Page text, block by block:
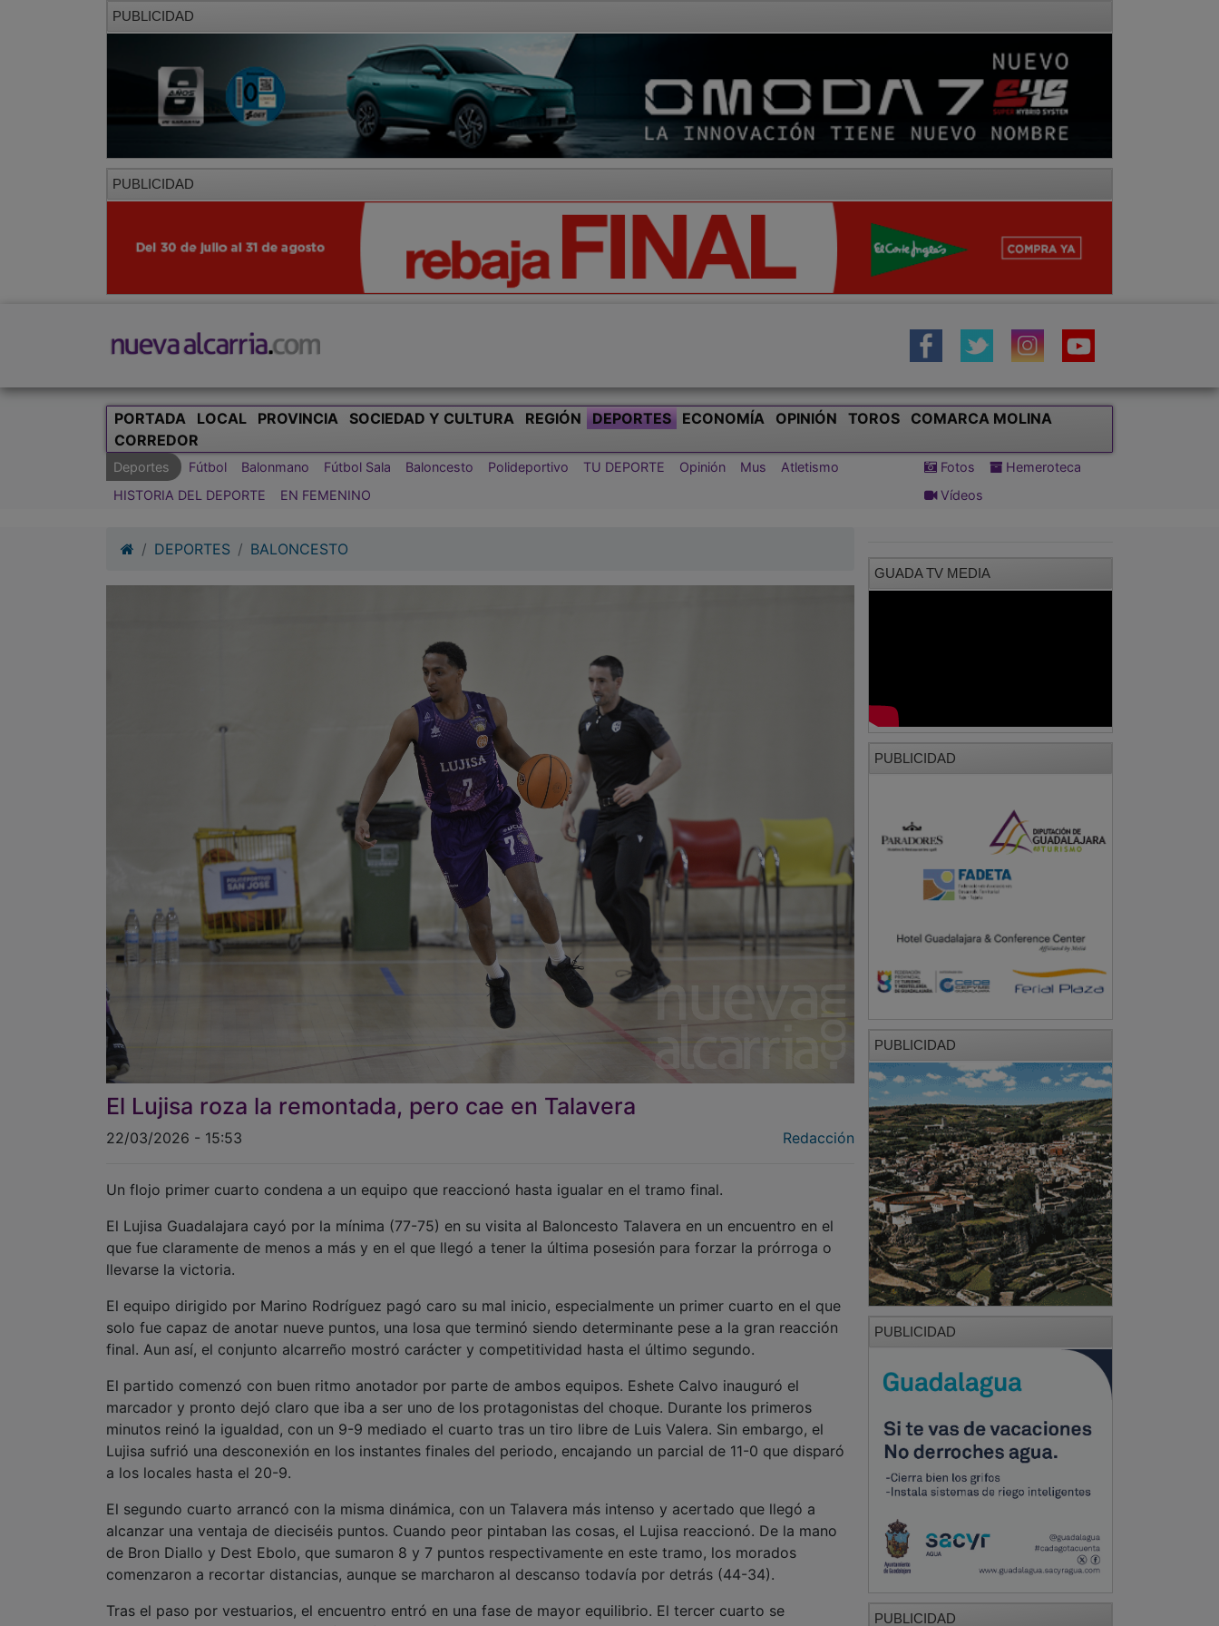
PUBLICIDAD
PUBLICIDAD
PORTADA LOCAL PROVINCIA SOCIEDAD Y CULTURA REGIÓN DEPORTES ECONOMÍA OPINIÓN TOROS
COMARCA MOLINA
CORREDOR
Deportes Fútbol Balonmano Fútbol Sala Baloncesto Polideportivo TU DEPORTE Opinión Mus
Atletismo
HISTORIA DEL DEPORTE
EN FEMENINO
Fotos
Hemeroteca
Vídeos
DEPORTES BALONCESTO
El Lujisa roza la remontada, pero cae en Talavera
22/03/2026 - 15:53 Redacción
Un flojo primer cuarto condena a un equipo que reaccionó hasta igualar en el tramo final.
El Lujisa Guadalajara cayó por la mínima (77-75) en su visita al Baloncesto Talavera en un encuentro en el
que fue claramente de menos a más y en el que llegó a tener la última posesión para forzar la prórroga o
llevarse la victoria.
El equipo dirigido por Marino Rodríguez pagó caro su mal inicio, especialmente un primer cuarto en el que
solo fue capaz de anotar nueve puntos, una losa que terminó siendo determinante pese a la gran reacción
final. Aun así, el conjunto alcarreño mostró carácter y competitividad hasta el último segundo.
El partido comenzó con buen ritmo anotador por parte de ambos equipos. Eshete Calvo inauguró el
marcador y pronto dejó claro que iba a ser uno de los protagonistas del choque. Durante los primeros
minutos reinó la igualdad, con un 9-9 mediado el cuarto tras un tiro libre de Luis Valera. Sin embargo, el
Lujisa sufrió una desconexión en los instantes finales del periodo, encajando un parcial de 11-0 que disparó
a los locales hasta el 20-9.
El segundo cuarto arrancó con la misma dinámica, con un Talavera más intenso y acertado que llegó a
alcanzar una ventaja de dieciséis puntos. Cuando peor pintaban las cosas, el Lujisa reaccionó. De la mano
de Bron Diallo y Dest Ebolo, que sumaron 8 y 7 puntos respectivamente en este tramo, los morados
comenzaron a recortar distancias, aunque se marcharon al descanso todavía por detrás (44-34).
Tras el paso por vestuarios, el encuentro entró en una fase de mayor equilibrio. El tercer cuarto se
GUADA TV MEDIA
PUBLICIDAD
PUBLICIDAD
PUBLICIDAD
PUBLICIDAD